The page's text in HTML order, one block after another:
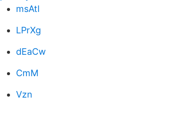
msAtl
LPrXg
dEaCw
CmM
Vzn